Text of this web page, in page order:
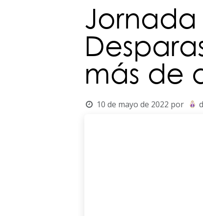
más de
10 de mayo de 2022 por